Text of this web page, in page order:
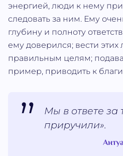
энергией, люди к нему
следовать за ним. Ему
глубину и полноту
ему доверился; вести
правильным целям;
пример, приводить к
Мы в ответе за
приручили».